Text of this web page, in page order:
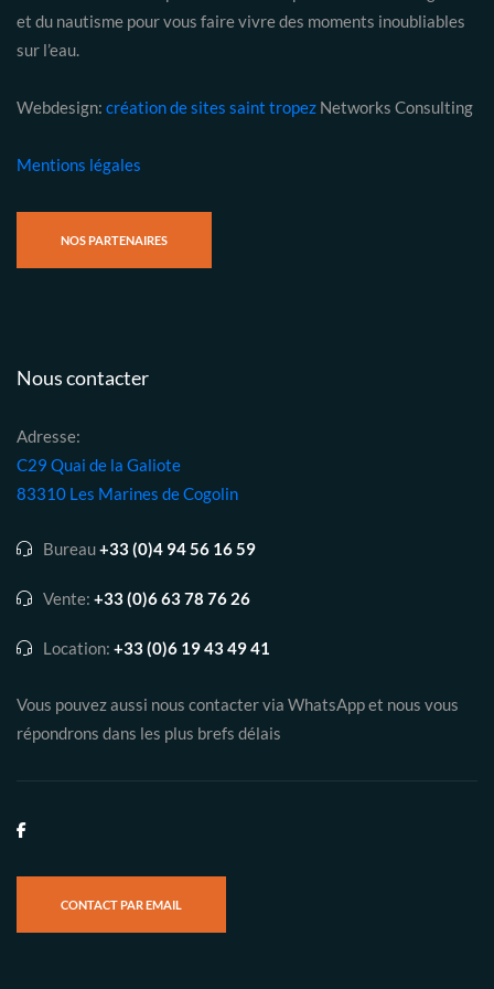
et du nautisme pour vous faire vivre des moments inoubliables
sur l’eau.
Webdesign: création de sites saint tropez Networks Consulting
Mentions légales
NOS PARTENAIRES
Nous contacter
Adresse:
C29 Quai de la Galiote
83310 Les Marines de Cogolin
Bureau+33 (0)4 94 56 16 59
Vente: +33 (0)6 63 78 76 26
Location: +33 (0)6 19 43 49 41
Vous pouvez aussi nous contacter via WhatsApp et nous vous
répondrons dans les plus brefs délais
CONTACT PAR EMAIL